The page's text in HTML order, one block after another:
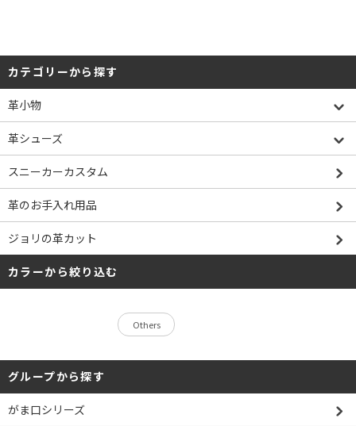
カテゴリーから探す
革小物
革シューズ
スニーカーカスタム
革のお手入れ用品
ジョリの革カット
カラーから絞り込む
Others
グループから探す
がま口シリーズ